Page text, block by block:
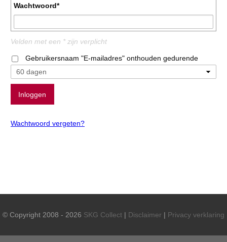
Wachtwoord*
Velden met een * zijn verplicht
Gebruikersnaam "E-mailadres" onthouden gedurende
Wachtwoord vergeten?
© Copyright 2008 - 2026 SKG Collect | Disclaimer | Privacy verklaring